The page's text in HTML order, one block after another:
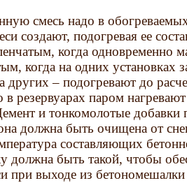
смесь надо в
создают, подогревая ее
когда одновременно
когда на одних установках
других – подогревают до
резервуарах паром
и тонкомолотые добавки
должна быть очищена от
составляющих
должна быть такой, чтобы
при выходе из